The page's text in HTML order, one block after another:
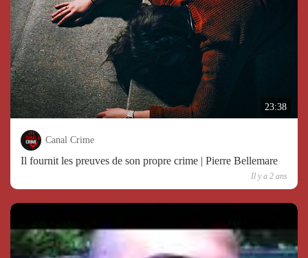
23:38
Canal Crime
Il fournit les preuves de son propre crime | Pierre Bellemare
Il y a 2 ans